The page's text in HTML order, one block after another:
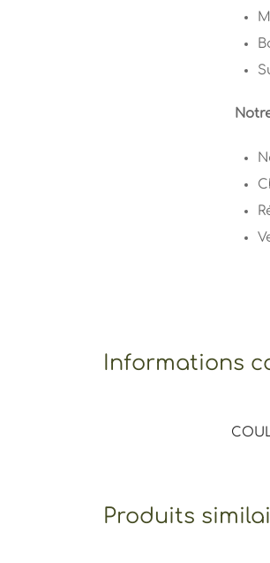
Informations
Produits